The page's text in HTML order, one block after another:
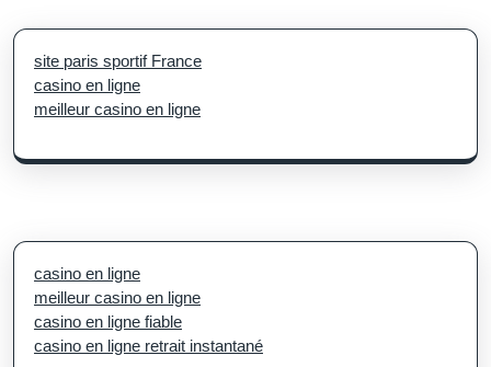
site paris sportif France
casino en ligne
meilleur casino en ligne
casino en ligne
meilleur casino en ligne
casino en ligne fiable
casino en ligne retrait instantané